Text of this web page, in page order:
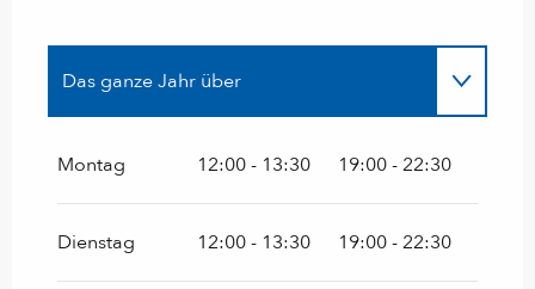
Das ganze Jahr über
Montag 12:00 - 13:30 19:00 - 22:30
Dienstag 12:00 - 13:30 19:00 - 22:30